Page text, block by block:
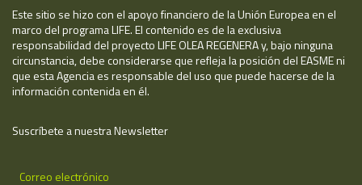
Este sitio se hizo con el apoyo financiero de la Unión Europea en el
marco del programa LIFE. El contenido es de la exclusiva
responsabilidad del proyecto LIFE OLEA REGENERA y, bajo ninguna
circunstancia, debe considerarse que refleja la posición del EASME ni
que esta Agencia es responsable del uso que puede hacerse de la
información contenida en él.
Suscríbete a nuestra Newsletter